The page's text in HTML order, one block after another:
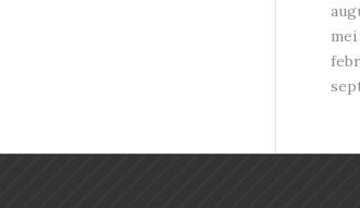
mei